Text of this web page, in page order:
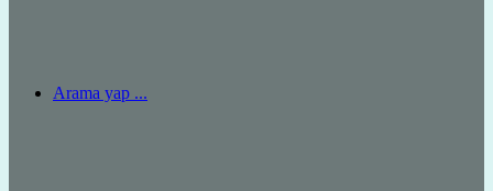
Arama yap ...